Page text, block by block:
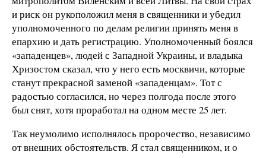
и риск он рукоположил меня в священники и убедил
уполномоченного по делам религии принять меня в
епархию и дать регистрацию. Уполномоченный боялся
«западенцев», людей с Западной Украины, и владыка
Хризостом сказал, что у него есть москвичи, которые
станут прекрасной заменой «западенцам». Тот с
радостью согласился, но через полгода после этого
был снят, хотя проработал на одном месте 25 лет.
Так неумолимо исполнялось пророчество, независимо
от внешних обстоятельств. Я стал священником, и о